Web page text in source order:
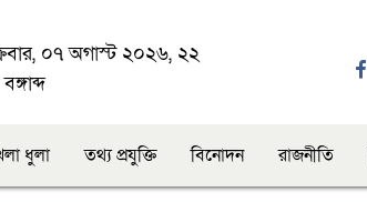
০৭ অগাস্ট ২০২৬, ২২
ধুলা তথ্য প্রযুক্তি বিনোদন রাজনীতি